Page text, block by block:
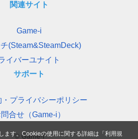
関連サイト
Game-i
(Steam&SteamDeck)
イバーユナイト
サポート
プライバシーポリシー
合せ（Game-i）
© Game-i
ます。Cookieの使用に関する詳細は「利用規